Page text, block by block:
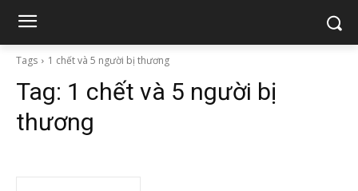
Tags 1 chết và 5 người bị thương
Tag: 1 chết và 5 người bị
thương